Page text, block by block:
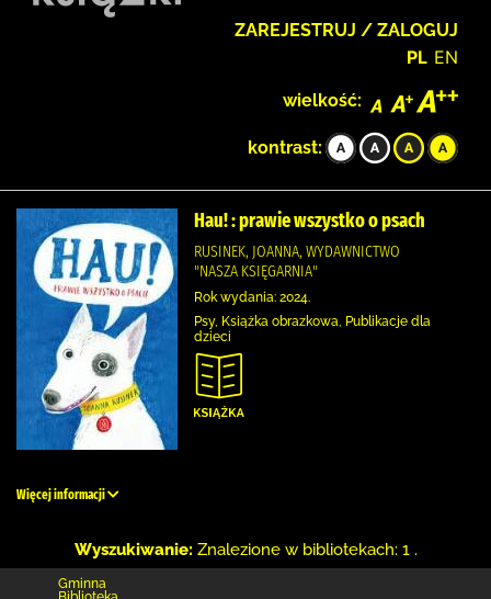
ZAREJESTRUJ / ZALOGUJ
PL EN
wielkość:
kontrast:
Hau! : prawie wszystko o psach
RUSINEK, JOANNA, WYDAWNICTWO
"NASZA KSIĘGARNIA"
Rok wydania: 2024.
Psy, Książka obrazkowa, Publikacje dla
dzieci
Więcej informacji
Wyszukiwanie: Znalezione w bibliotekach: 1 .
Gminna